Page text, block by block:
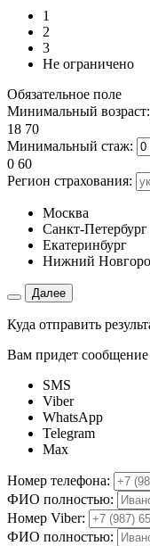
1
2
3
Не ограничено
Обязательное поле
Минимальный возраст:
18 70
Минимальный стаж:
0 60
Регион страхования:
Москва
Санкт-Петербург
Екатеринбург
Нижний
Далее
Куда отправить
Вам придет сообщение
SMS
Viber
WhatsApp
Telegram
Max
Номер телефона:
ФИО полностью:
Номер Viber:
ФИО полностью: